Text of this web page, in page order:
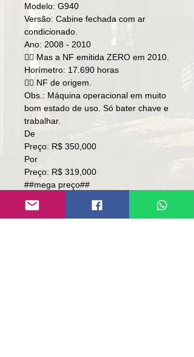
Modelo: G940
Versão: Cabine fechada com ar
condicionado.
Ano: 2008 - 2010
👉🏻 Mas a NF emitida ZERO em 2010.
Horímetro: 17.690 horas
👉🏻 NF de origem.
Obs.: Máquina operacional em muito
bom estado de uso. Só bater chave e
trabalhar.
De
Preço: R$ 350,000
Por
Preço: R$ 319,000
##mega preço##
Local: RS